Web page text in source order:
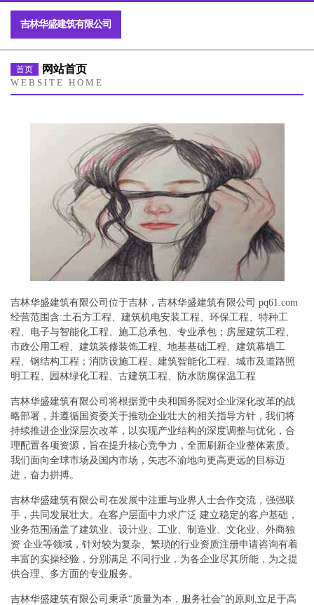
吉林华盛建筑有限公司
首页 网站首页
WEBSITE HOME
吉林华盛建筑有限公司位于吉林，吉林华盛建筑有限公司 pq61.com
经营范围含:土石方工程、建筑机电安装工程、环保工程、特种工
程、电子与智能化工程、施工总承包、专业承包；房屋建筑工程、
市政公用工程、建筑装修装饰工程、地基基础工程、建筑幕墙工
程、钢结构工程；消防设施工程、建筑智能化工程、城市及道路照
明工程、园林绿化工程、古建筑工程、防水防腐保温工程
吉林华盛建筑有限公司将根据党中央和国务院对企业深化改革的战
略部署，并遵循国资委关于推动企业壮大的相关指导方针，我们将
持续推进企业深层次改革，以实现产业结构的深度调整与优化，合
理配置各项资源，旨在提升核心竞争力，全面刷新企业整体素质。
我们面向全球市场及国内市场，矢志不渝地向更高更远的目标迈
进，奋力拼搏。
吉林华盛建筑有限公司在发展中注重与业界人士合作交流，强强联
手，共同发展壮大。在客户层面中力求广泛 建立稳定的客户基础，
业务范围涵盖了建筑业、设计业、工业、制造业、文化业、外商独
资 企业等领域，针对较为复杂、繁琐的行业资质注册申请咨询有着
丰富的实操经验，分别满足 不同行业，为各企业尽其所能，为之提
供合理、多方面的专业服务。
吉林华盛建筑有限公司秉承“质量为本，服务社会”的原则,立足于高